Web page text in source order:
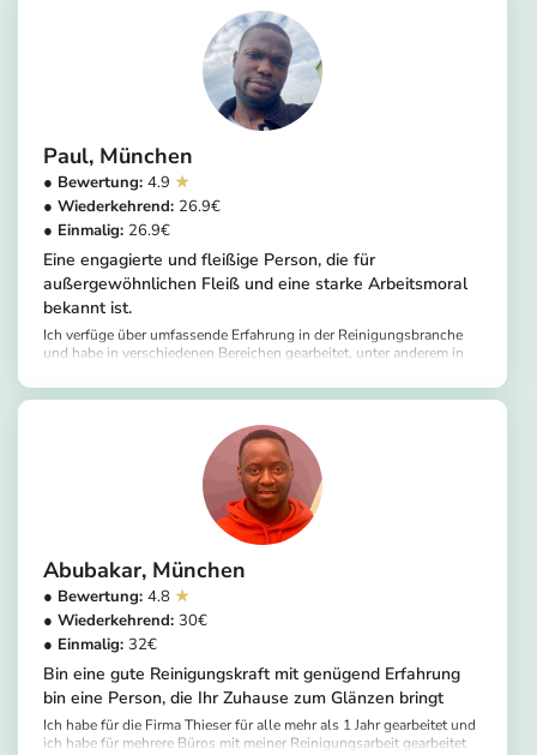
bewertet werde. Ich arbeite kundenorientiert, kann gut zuhören, bin
pünktlich und halte alle meine Termine zuverlässig ein.
Paul München
4.9
26.9
26.9
Eine engagierte und fleißige Person, die für
außergewöhnlichen Fleiß und eine starke Arbeitsmoral
bekannt ist.
Ich verfüge über umfassende Erfahrung in der Reinigungsbranche
und habe in verschiedenen Bereichen gearbeitet, unter anderem in
Tiefenreinigung, Desinfektion und Organisation, wobei ich mich
Ich bin versiert im Umgang mit einer Vielzahl von Reinigungsgeräten
und -produkten, um optimale Ergebnisse zu erzielen. Mein
Engagement für die Aufrechterhaltung einer makellosen Umgebung
hat mir positives Feedback von Kunden eingebracht und mich zu
einer vertrauenswürdigen und zuverlässigen Reinigungskraft
Abubakar München
4.8
30
32
Bin eine gute Reinigungskraft mit genügend Erfahrung
bin eine Person, die Ihr Zuhause zum Glänzen bringt
Ich habe für die Firma Thieser für alle mehr als 1 Jahr gearbeitet und
ich habe für mehrere Büros mit meiner Reinigungsarbeit gearbeitet